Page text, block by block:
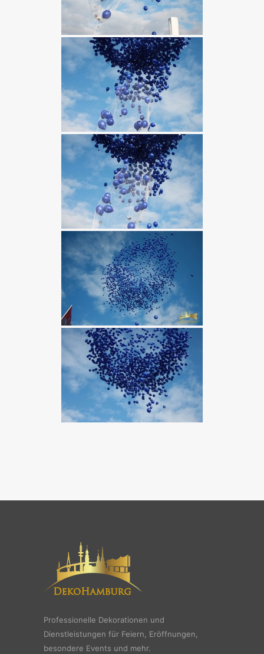
Professionelle Dekorationen und
Dienstleistungen für Feiern, Eröffnungen,
besondere Events und mehr.